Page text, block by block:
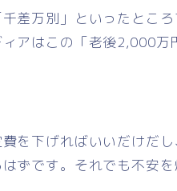
差万別」といったとこ
アはこの「老後2,000万
を下げればいいだけだ
ずです。それでも不安を